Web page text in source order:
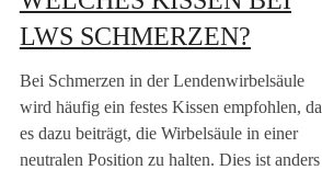
LWS SCHMERZEN?
Bei Schmerzen in der Lendenwirbelsäule
wird häufig ein festes Kissen empfohlen, da
es dazu beiträgt, die Wirbelsäule in einer
neutralen Position zu halten. Dies ist anders